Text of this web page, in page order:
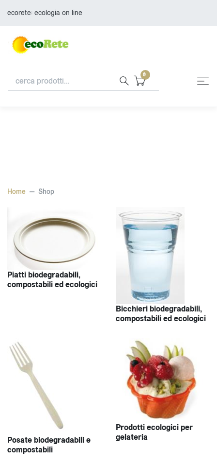
ecorete: ecologia on line
0
Home Shop
Piatti biodegradabili,
compostabili ed ecologici
Bicchieri biodegradabili,
compostabili ed ecologici
Posate biodegradabili e
compostabili
Prodotti ecologici per
gelateria